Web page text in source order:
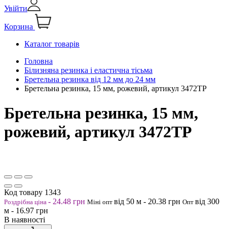
Увійти
Корзина
Каталог товарів
Головна
Білизняна резинка і еластична тісьма
Бретельна резинка від 12 мм до 24 мм
Бретельна резинка, 15 мм, рожевий, артикул 3472ТР
Бретельна резинка, 15 мм,
рожевий, артикул 3472ТР
Код товару 1343
Роздрібна ціна - 24.48 грн Міні опт від 50 м - 20.38 грн Опт від 300
м - 16.97 грн
В наявності